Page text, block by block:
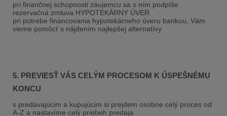
pri finančnej schopnosti záujemcu sa s ním podpíše
rezervačná zmluva HYPOTEKÁRNY ÚVER
pri potrebe financovania hypotekárneho úveru bankou, Vám
vieme pomôcť s nájdením najlepšej alternatívy
5. PREVIESŤ VÁS CELÝM PROCESOM K ÚSPEŠNÉMU
KONCU
s predávajúcim a kupujúcim si prejdem osobne celý proces od
A-Z a nastavíme celý priebeh predaja